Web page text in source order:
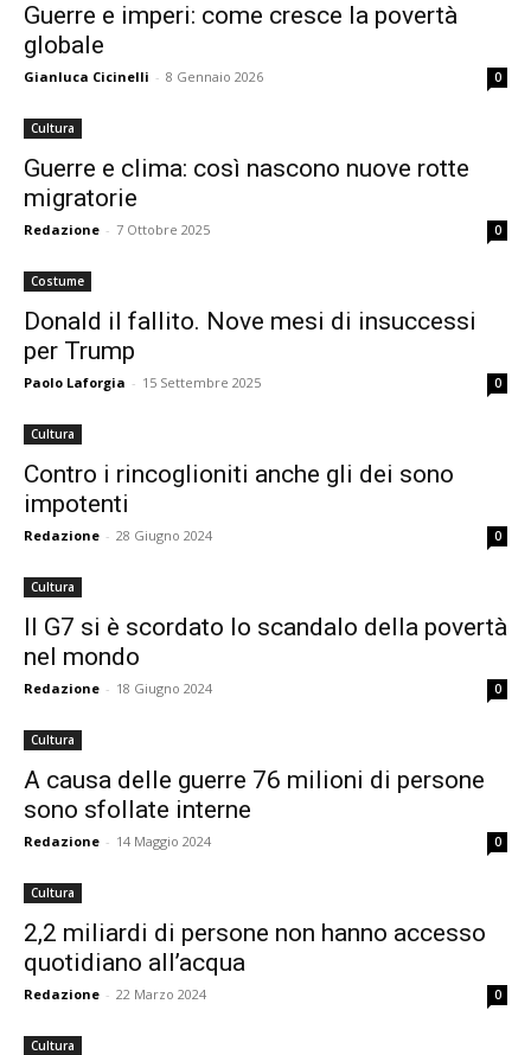
Guerre e imperi: come cresce la povertà
globale
Gianluca Cicinelli - 8 Gennaio 2026 0
Cultura
Guerre e clima: così nascono nuove rotte
migratorie
Redazione - 7 Ottobre 2025 0
Costume
Donald il fallito. Nove mesi di insuccessi
per Trump
Paolo Laforgia - 15 Settembre 2025 0
Cultura
Contro i rincoglioniti anche gli dei sono
impotenti
Redazione - 28 Giugno 2024 0
Cultura
Il G7 si è scordato lo scandalo della povertà
nel mondo
Redazione - 18 Giugno 2024 0
Cultura
A causa delle guerre 76 milioni di persone
sono sfollate interne
Redazione - 14 Maggio 2024 0
Cultura
2,2 miliardi di persone non hanno accesso
quotidiano all’acqua
Redazione - 22 Marzo 2024 0
Cultura